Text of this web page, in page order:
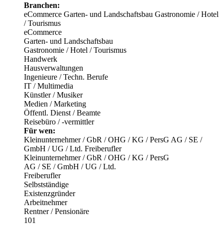
Branchen:
eCommerce Garten- und Landschaftsbau Gastronomie / Hotel
/ Tourismus
eCommerce
Garten- und Landschaftsbau
Gastronomie / Hotel / Tourismus
Handwerk
Hausverwaltungen
Ingenieure / Techn. Berufe
IT / Multimedia
Künstler / Musiker
Medien / Marketing
Öffentl. Dienst / Beamte
Reisebüro / -vermittler
Für wen:
Kleinunternehmer / GbR / OHG / KG / PersG AG / SE /
GmbH / UG / Ltd. Freiberufler
Kleinunternehmer / GbR / OHG / KG / PersG
AG / SE / GmbH / UG / Ltd.
Freiberufler
Selbstständige
Existenzgründer
Arbeitnehmer
Rentner / Pensionäre
101